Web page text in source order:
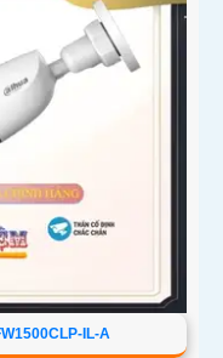
IL-A